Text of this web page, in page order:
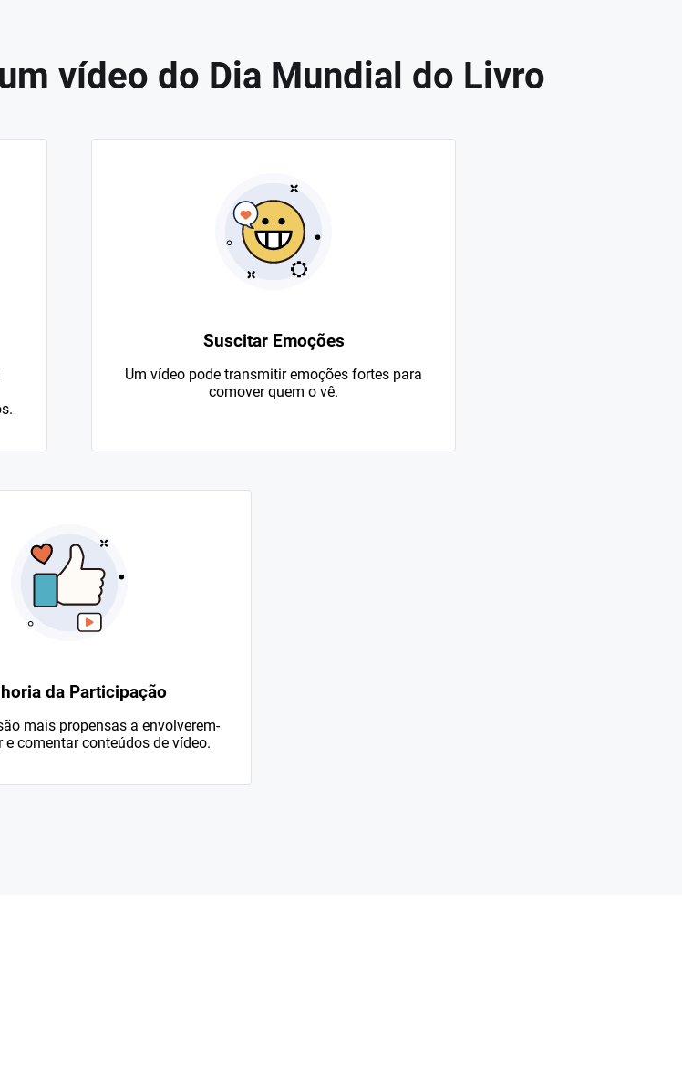
vídeo do Dia Mundial do Livro
Suscitar Emoções
Um vídeo pode transmitir emoções fortes para
comover quem o vê.
da Participação
mais propensas a envolverem-
e comentar conteúdos de vídeo.